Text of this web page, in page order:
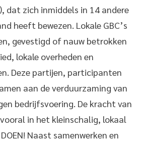
dat zich inmiddels in 14 andere
heeft bewezen. Lokale GBC’s
gevestigd of nauw betrokken
lokale overheden en
Deze partijen, participanten
aan de verduurzaming van
bedrijfsvoering. De kracht van
in het kleinschalig, lokaal
Naast samenwerken en